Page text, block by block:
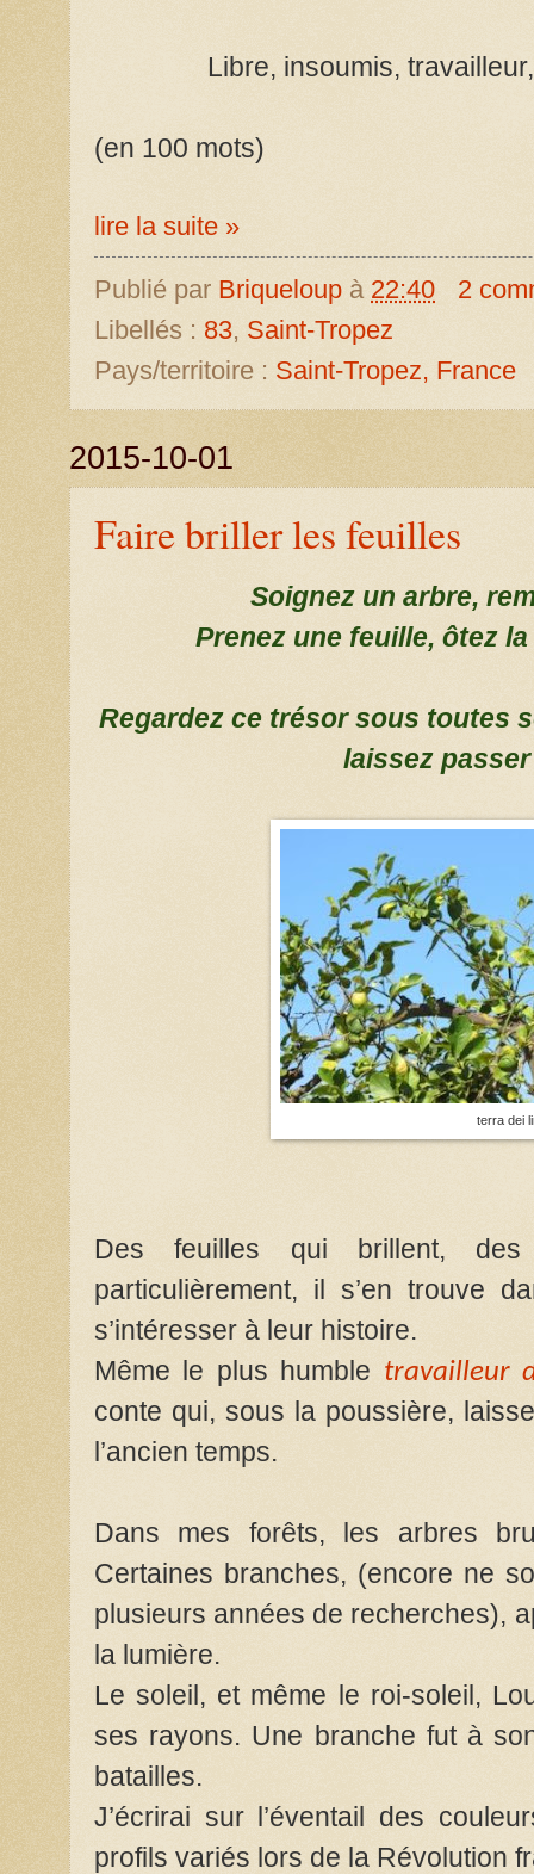
Libre, insoumis,
(en 100 mots)
lire la suite »
Publié par Briqueloup à 22:40
2
Libellés : 83, Saint-Tropez
Pays/territoire : Saint-Tropez, France
2015-10-01
Faire briller les feuilles
Soignez un arbre,
Prenez une feuille, ôtez
Regardez ce trésor sous toutes
laissez
terra dei
Des feuilles qui brillent,
particulièrement, il s’en trouve
s’intéresser à leur histoire.
Même le plus humble travailleur
conte qui, sous la poussière,
l’ancien temps.
Dans mes forêts, les arbres
Certaines branches, (encore ne
plusieurs années de recherches),
la lumière.
Le soleil, et même le roi-soleil,
ses rayons. Une branche fut à
batailles.
J’écrirai sur l’éventail des
profils variés lors de la Révolution